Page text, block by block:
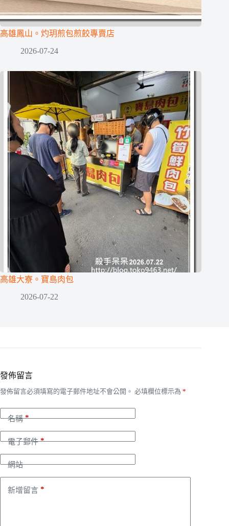
高雄鳳山。灼玥煎包煎餃專賣店
2026-07-24
高雄大寮。寶島肉包
2026-07-22
發佈留言
發佈留言必須填寫的電子郵件地址不會公開。 必填欄位標示為 *
名稱*
電子郵件*
網站
新增留言 *